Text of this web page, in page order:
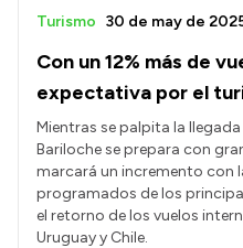
Con un 12% más de
expectativa por el
Turismo 30 de may de
Mientras se palpita la
Bariloche se prepara con
marcará un incremento con
programados de los
el retorno de los vuelos
Uruguay y Chile.